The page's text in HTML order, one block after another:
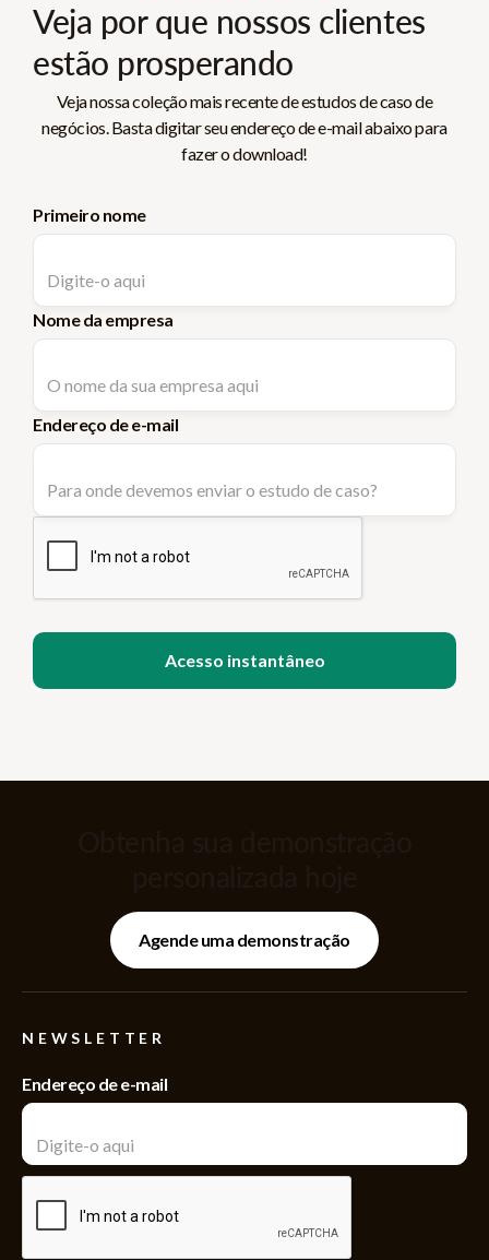
Veja por que nossos clientes
estão prosperando
Veja nossa coleção mais recente de estudos de caso de
negócios. Basta digitar seu endereço de e-mail abaixo para
fazer o download!
Primeiro nome
Nome da empresa
Endereço de e-mail
Agende uma demonstração
NEWSLETTER
Endereço de e-mail